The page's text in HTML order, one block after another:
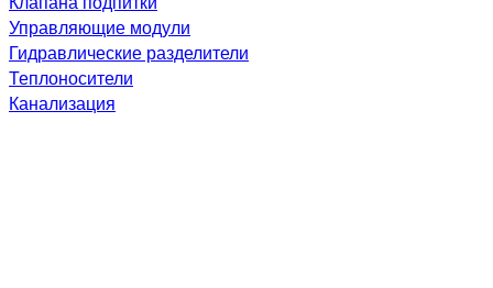
Управляющие модули
Гидравлические разделители
Теплоносители
Канализация